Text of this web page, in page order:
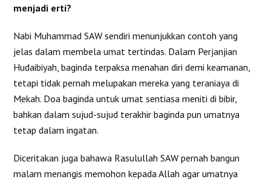
menjadi erti?
Nabi Muhammad SAW sendiri menunjukkan contoh yang
jelas dalam membela umat tertindas. Dalam Perjanjian
Hudaibiyah, baginda terpaksa menahan diri demi keamanan,
tetapi tidak pernah melupakan mereka yang teraniaya di
Mekah. Doa baginda untuk umat sentiasa meniti di bibir,
bahkan dalam sujud-sujud terakhir baginda pun umatnya
tetap dalam ingatan.
Diceritakan juga bahawa Rasulullah SAW pernah bangun
malam menangis memohon kepada Allah agar umatnya